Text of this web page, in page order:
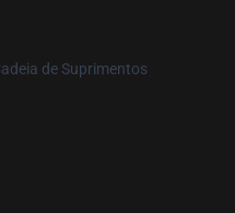
de Suprimentos